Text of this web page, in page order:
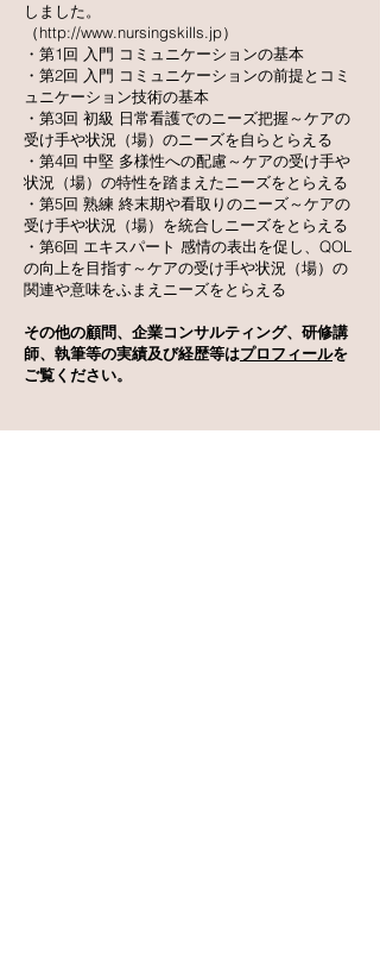
しました。
（http://www.nursingskills.jp）
・第1回 入門 コミュニケーションの基本
・第2回 入門 コミュニケーションの前提とコミ
ュニケーション技術の基本
・第3回 初級 日常看護でのニーズ把握～ケアの
受け手や状況（場）のニーズを自らとらえる
・第4回 中堅 多様性への配慮～ケアの受け手や
状況（場）の特性を踏まえたニーズをとらえる
・第5回 熟練 終末期や看取りのニーズ～ケアの
受け手や状況（場）を統合しニーズをとらえる
・第6回 エキスパート 感情の表出を促し、QOL
の向上を目指す～ケアの受け手や状況（場）の
関連や意味をふまえニーズをとらえる
その他の顧問、企業コンサルティング、研修講
師、執筆等の実績及び経歴等はプロフィールを
ご覧ください。